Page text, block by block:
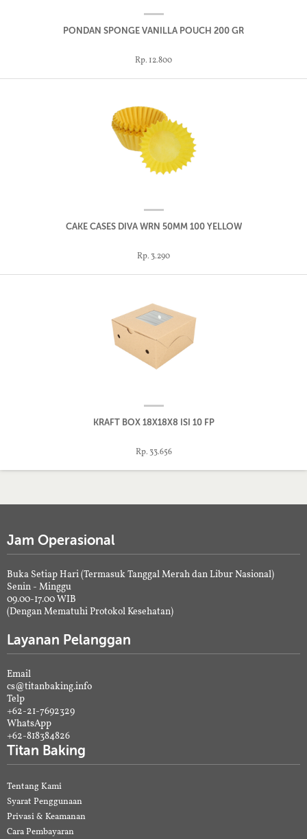
PONDAN SPONGE VANILLA POUCH 200 GR
Rp. 12.800
CAKE CASES DIVA WRN 50MM 100 YELLOW
Rp. 3.290
KRAFT BOX 18X18X8 ISI 10 FP
Rp. 33.656
Jam Operasional
Buka Setiap Hari (Termasuk Tanggal Merah dan Libur Nasional)
Senin - Minggu
09.00-17.00 WIB
(Dengan Mematuhi Protokol Kesehatan)
Layanan Pelanggan
Email
cs@titanbaking.info
Telp
+62-21-7692329
WhatsApp
+62-818384826
Titan Baking
Tentang Kami
Syarat Penggunaan
Privasi & Keamanan
Cara Pembayaran